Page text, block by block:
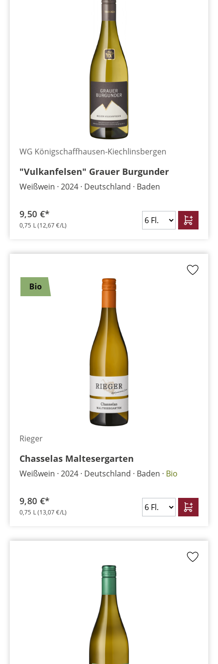
WG Königschaffhausen-Kiechlinsbergen
"Vulkanfelsen" Grauer Burgunder
Weißwein 2024 Deutschland Baden
9,50 €*
0,75 L(12,67 €/L)
Bio
Rieger
Chasselas Maltesergarten
Weißwein 2024 Deutschland Baden Bio
9,80 €*
0,75 L(13,07 €/L)